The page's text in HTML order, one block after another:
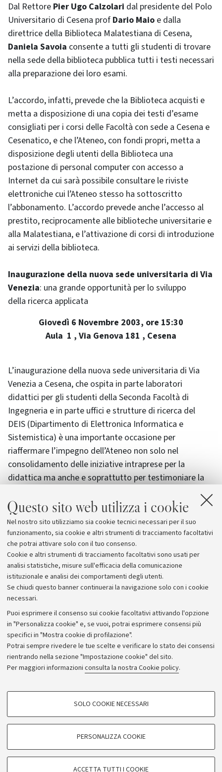
Questo sito web utilizza i cookie
Nel nostro sito utilizziamo sia cookie tecnici necessari per il suo
funzionamento, sia cookie e altri strumenti di tracciamento facoltativi
che potrai attivare solo con il tuo consenso.
Cookie e altri strumenti di tracciamento facoltativi sono usati per
analisi statistiche, misure sull'efficacia della comunicazione
istituzionale e analisi dei comportamenti degli utenti.
Se chiudi questo banner continuerai la navigazione solo con i cookie
necessari.
Puoi esprimere il consenso sui cookie facoltativi attivando l'opzione
in "Personalizza cookie" e, se vuoi, potrai esprimere consensi più
specifici in "Mostra cookie di profilazione".
Potrai sempre rivedere le tue scelte e verificare lo stato dei consensi
rientrando nella sezione "Impostazione cookie" del sito.
Per maggiori informazioni consulta la nostra Cookie policy.
COOKIE DI PROFILAZIONE - FACOLTATIVI
COOKIE TECNICI - NECESSARI
SOLO COOKIE NECESSARI
PERSONALIZZA COOKIE
ACCETTA TUTTI I COOKIE
Dal Rettore Pier Ugo Calzolari dal presidente del Polo
Universitario di Cesena prof Dario Maio e dalla
direttrice della Biblioteca Malatestiana di Cesena,
Daniela Savoia consente a tutti gli studenti di trovare
nella sede della biblioteca pubblica tutti i testi necessari
alla preparazione dei loro esami.
L’accordo, infatti, prevede che la Biblioteca acquisti e
metta a disposizione di una copia dei testi d’esame
consigliati per i corsi delle Facoltà con sede a Cesena e
Cesenatico, e che l’Ateneo, con fondi propri, metta a
disposizione degli utenti della Biblioteca una
postazione di personal computer con accesso a
Internet da cui sarà possibile consultare le riviste
elettroniche cui l’Ateneo stesso ha sottoscritto
l’abbonamento. L’accordo prevede anche l’accesso al
prestito, reciprocamente alle biblioteche universitarie e
alla Malatestiana, e l’attivazione di corsi di introduzione
ai servizi della biblioteca.
Inaugurazione della nuova sede universitaria di Via
Venezia: una grande opportunità per lo sviluppo
della ricerca applicata
Giovedì 6 Novembre 2003, ore 15:30
Aula 1 , Via Genova 181 , Cesena
L’inaugurazione della nuova sede universitaria di Via
Venezia a Cesena, che ospita in parte laboratori
didattici per gli studenti della Seconda Facoltà di
Ingegneria e in parte uffici e strutture di ricerca del
DEIS (Dipartimento di Elettronica Informatica e
Sistemistica) è una importante occasione per
riaffermare l’impegno dell’Ateneo non solo nel
consolidamento delle iniziative intraprese per la
didattica ma anche e soprattutto per testimoniare la
investimento di alto profilo e di ampia prospettiva in
aree di ricerca sensibili quali la bioingegneria, le
telecomunicazioni, i sistemi e i servizi informatici,
l’elettronica.
Archivio
Comunicati stampa
Redazione
Rassegna stampa
© Copyright 2026 - ALMA MATER STUDIORUM - Università di
Bologna - Via Zamboni, 33 - 40126 Bologna - PI: 01131710376 -
CF: 80007010376